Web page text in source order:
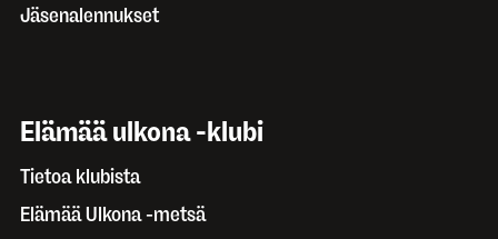
Jäsenalennukset
Elämää ulkona -klubi
Tietoa klubista
Elämää Ulkona -metsä